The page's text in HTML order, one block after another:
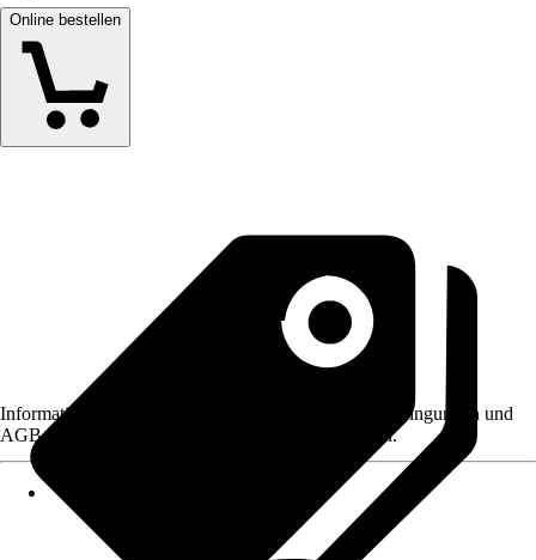
Online bestellen
Informationen des Verkäufers, wie z. B. Rückgabebedingungen und
AGB, finden Sie bei Klick auf den Verkäufernamen.